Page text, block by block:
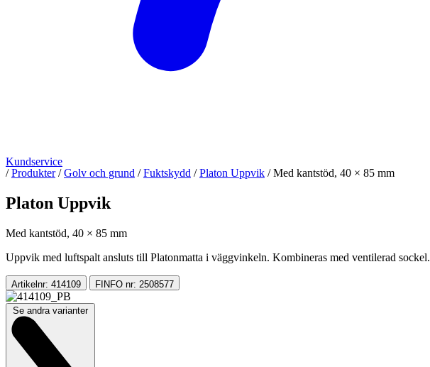
Kundservice
/ Produkter / Golv och grund / Fuktskydd / Platon Uppvik / Med kantstöd, 40 × 85 mm
Platon Uppvik
Med kantstöd, 40 × 85 mm
Uppvik med luftspalt ansluts till Platonmatta i väggvinkeln. Kombineras med ventilerad sockel.
Artikelnr: 414109 FINFO nr: 2508577
Se andra varianter